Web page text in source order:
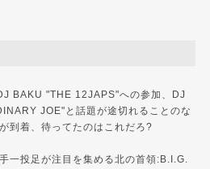
BAKU "THE 12JAPS"への参加、DJ
JOE"と話題が途切れることのな
到着、待ってたのはこれだろ?
一投足が注目を集める北の首領:B.I.G.